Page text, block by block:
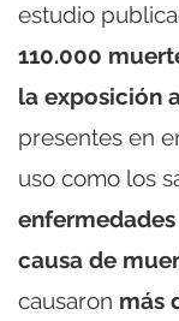
estudio
110.000
la exposición
presentes en
uso como los
causa de
causaron más